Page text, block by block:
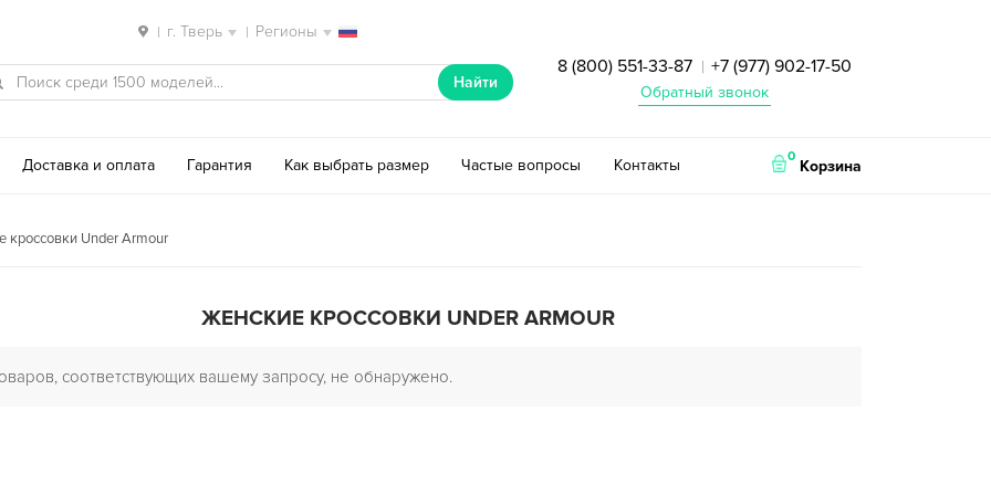
| г. Тверь | Регионы
Найти
8 (800) 551-33-87 | +7 (977) 902-17-50
Обратный звонок
Доставка и оплата Гарантия Как выбрать размер Частые вопросы Контакты 0
Корзина
кроссовки Under Armour
ЖЕНСКИЕ КРОССОВКИ UNDER ARMOUR
соответствующих вашему запросу, не обнаружено.